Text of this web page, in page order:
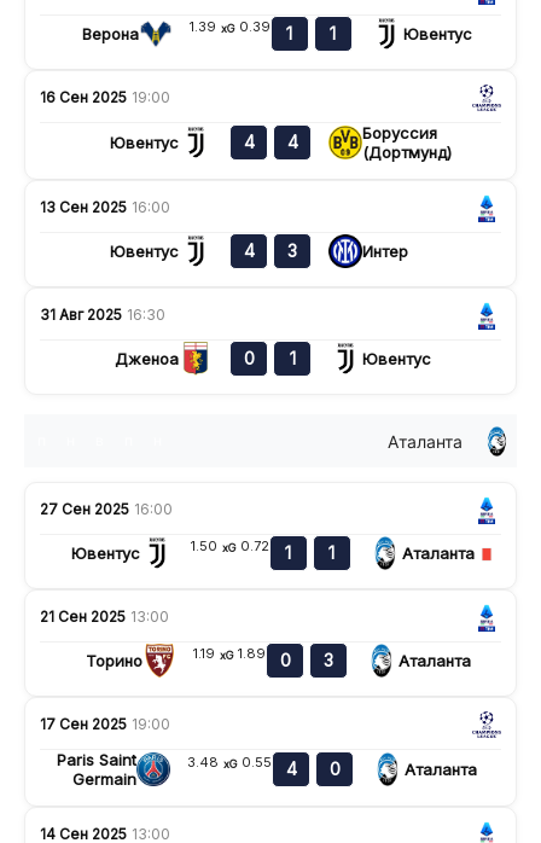
Верона 1.39 xG 0.39 1 1 Ювентус
16 Сен 2025 19:00
Ювентус 4 4
Боруссия
(Дортмунд)
13 Сен 2025 16:00
Ювентус 4 3 Интер
31 Авг 2025 16:30
Дженоа 0 1 Ювентус
Аталанта
27 Сен 2025 16:00
Ювентус 1.50 xG 0.72 1 1 Аталанта
21 Сен 2025 13:00
Торино 1.19 xG 1.89 0 3 Аталанта
17 Сен 2025 19:00
Paris Saint
Germain
3.48 xG 0.55 4 0 Аталанта
14 Сен 2025 13:00